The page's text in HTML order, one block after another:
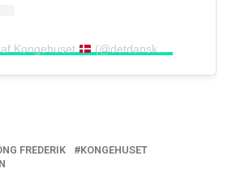
Kongehuset (@detdanskekongehus)
bekræfter: Kronprins
FREDERIK
KONGEHUSET